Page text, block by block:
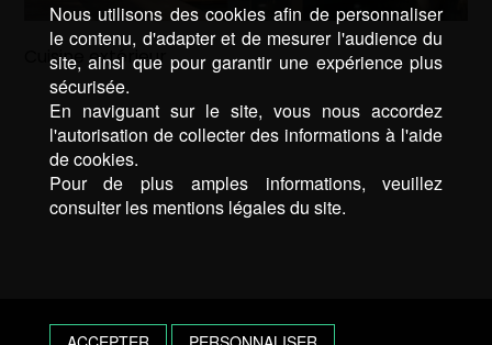
Cuisine extérieur
Nous utilisons des cookies afin de personnaliser
le contenu, d'adapter et de mesurer l'audience du
site, ainsi que pour garantir une expérience plus
sécurisée.
En naviguant sur le site, vous nous accordez
l'autorisation de collecter des informations à l'aide
de cookies.
Pour de plus amples informations, veuillez
consulter les mentions légales du site.